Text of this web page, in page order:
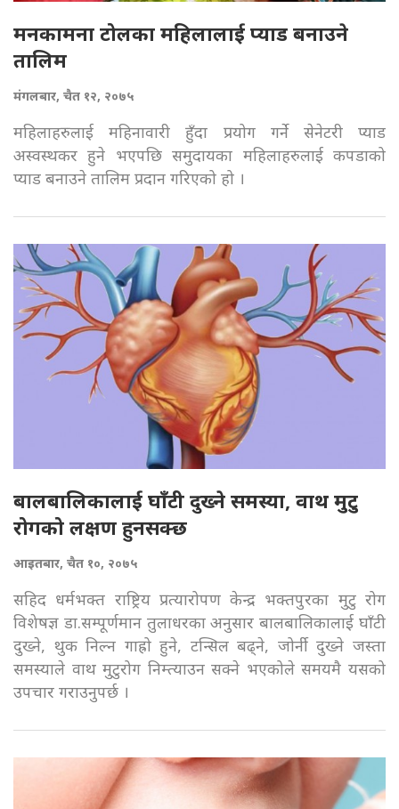
मनकामना टोलका महिलालाई प्याड बनाउने
तालिम
मंगलबार, चैत १२, २०७५
महिलाहरुलाई महिनावारी हुँदा प्रयोग गर्ने सेनेटरी प्याड
अस्वस्थकर हुने भएपछि समुदायका महिलाहरुलाई कपडाको
प्याड बनाउने तालिम प्रदान गरिएको हो ।
बालबालिकालाई घाँटी दुख्ने समस्या, वाथ मुटु
रोगको लक्षण हुनसक्छ
आइतबार, चैत १०, २०७५
सहिद धर्मभक्त राष्ट्रिय प्रत्यारोपण केन्द्र भक्तपुरका मुटु रोग
विशेषज्ञ डा.सम्पूर्णमान तुलाधरका अनुसार बालबालिकालाई घाँटी
दुख्ने, थुक निल्न गाह्रो हुने, टन्सिल बढ्ने, जोर्नी दुख्ने जस्ता
समस्याले वाथ मुटुरोग निम्त्याउन सक्ने भएकोले समयमै यसको
उपचार गराउनुपर्छ ।